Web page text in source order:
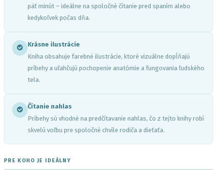
päť minút – ideálne na spoločné čítanie pred spaním alebo
kedykoľvek počas dňa.
Krásne ilustrácie
Kniha obsahuje farebné ilustrácie, ktoré vizuálne dopĺňajú
príbehy a uľahčujú pochopenie anatómie a fungovania ľudského
tela.
Čítanie nahlas
Príbehy sú vhodné na predčítavanie nahlas, čo z tejto knihy robí
skvelú voľbu pre spoločné chvíle rodiča a dieťaťa.
PRE KOHO JE IDEÁLNY